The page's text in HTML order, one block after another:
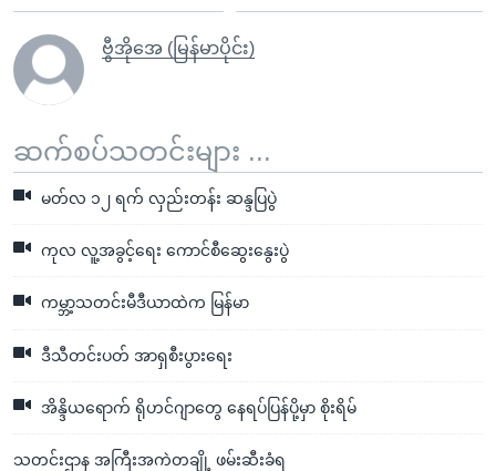
ဗွီအိုအေ (မြန်မာပိုင်း)
ဆက်စပ်သတင်းများ ...
မတ်လ ၁၂ ရက် လှည်းတန်း ဆန္ဒပြပွဲ
ကုလ လူ့အခွင့်ရေး ကောင်စီဆွေးနွေးပွဲ
ကမ္ဘာ့သတင်းမီဒီယာထဲက မြန်မာ
ဒီသီတင်းပတ် အာရှစီးပွားရေး
အိန္ဒိယရောက် ရိုဟင်ဂျာတွေ နေရပ်ပြန်ပို့မှာ စိုးရိမ်
သတင်းဌာန အကြီးအကဲတချို့ ဖမ်းဆီးခံရ